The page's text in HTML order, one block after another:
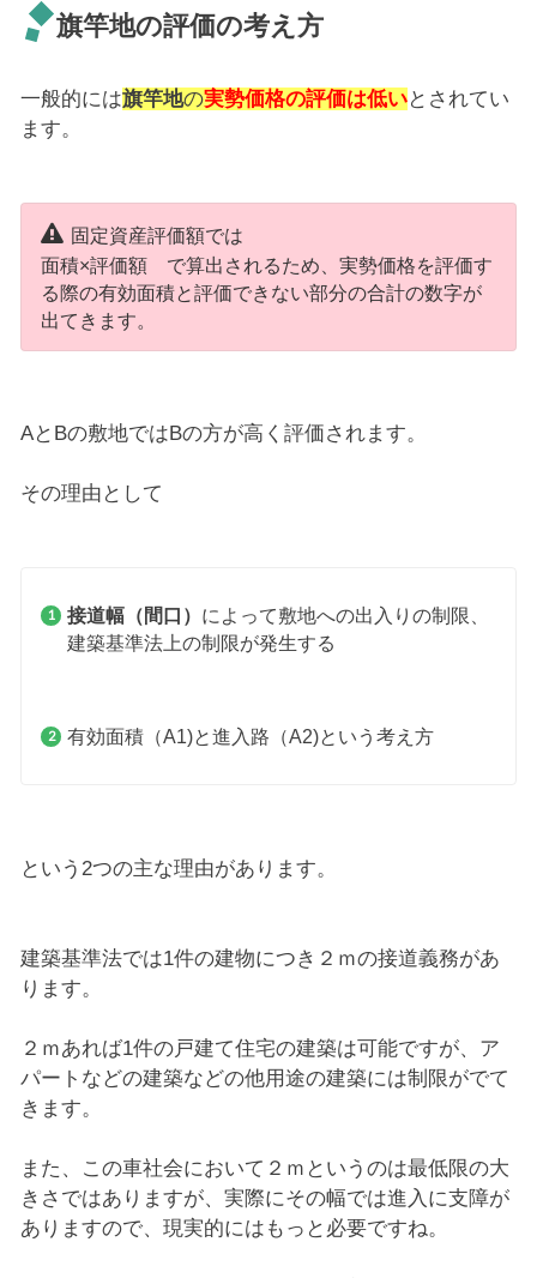
旗竿地の評価の考え方
一般的には旗竿地の実勢価格の評価は低いとされてい
ます。
固定資産評価額では
面積×評価額 で算出されるため、実勢価格を評価す
る際の有効面積と評価できない部分の合計の数字が
出てきます。
AとBの敷地ではBの方が高く評価されます。
その理由として
接道幅（間口） によって敷地への出入りの制限、
建築基準法上の制限が発生する
有効面積（A1)と進入路（A2)という考え方
という2つの主な理由があります。
建築基準法では1件の建物につき２ｍの接道義務があ
ります。
２ｍあれば1件の戸建て住宅の建築は可能ですが、ア
パートなどの建築などの他用途の建築には制限がでて
きます。
また、この車社会において２ｍというのは最低限の大
きさではありますが、実際にその幅では進入に支障が
ありますので、現実的にはもっと必要ですね。